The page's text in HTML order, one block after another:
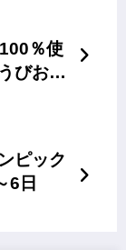
％使
びおや
ピック
6日